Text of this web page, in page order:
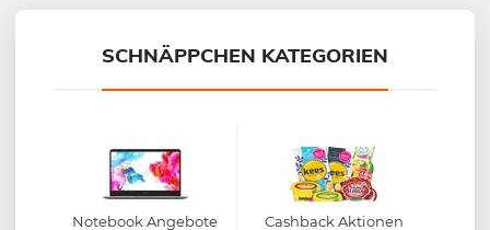
SCHNÄPPCHEN KATEGORIEN
Notebook Angebote Cashback Aktionen